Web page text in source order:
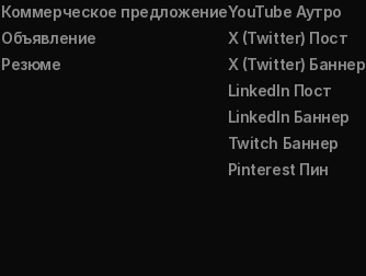
Коммерческое предложение
Объявление
Резюме
YouTube Аутро
X (Twitter) Пост
X (Twitter) Баннер
LinkedIn Пост
LinkedIn Баннер
Twitch Баннер
Pinterest Пин